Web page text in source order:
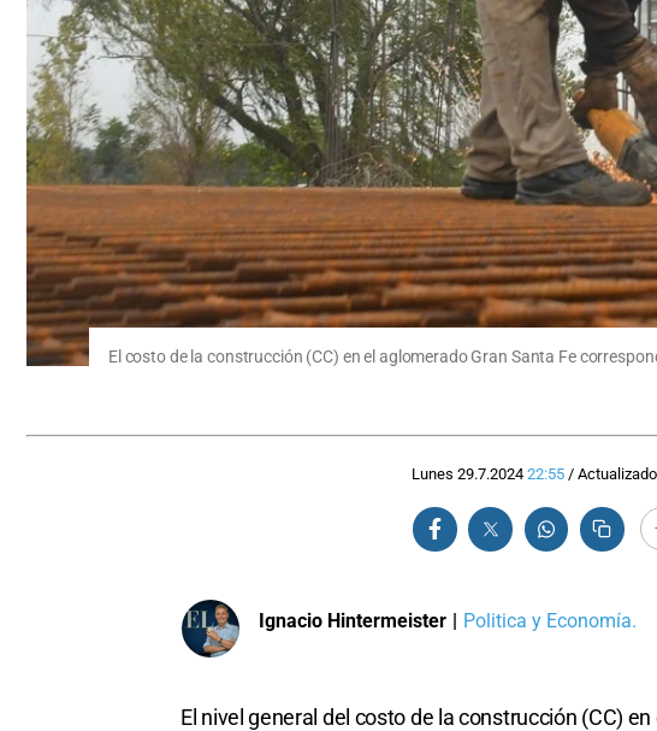
El costo de la construcción (CC) en el aglomerado Gran Santa Fe
Lunes 29.7.2024 22:55/ Actualizado
Ignacio Hintermeister Politica y Economía.
El nivel general del costo de la construcción (CC)